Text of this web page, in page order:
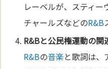
レーベルが、スティー
チャールズなどのR&B
R&Bと公民権運動の関
R&Bの音楽と歌詞は、